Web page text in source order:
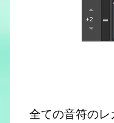
全ての音符の